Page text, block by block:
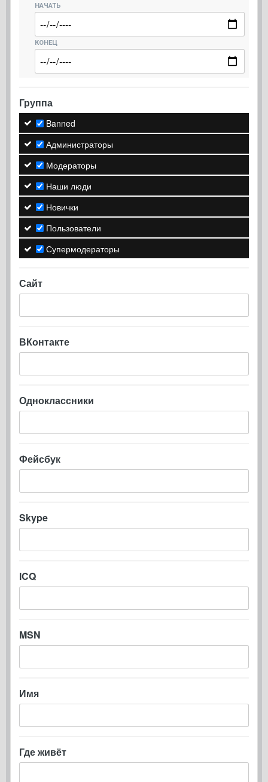
НАЧАТЬ
КОНЕЦ
Группа
Banned
Администраторы
Модераторы
Наши люди
Новички
Пользователи
Супермодераторы
Сайт
ВКонтакте
Одноклассники
Фейсбук
Skype
ICQ
MSN
Имя
Где живёт